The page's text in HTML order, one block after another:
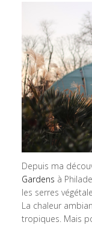
Depuis ma
Gardens à
les serres
La chaleur
tropiques. Mais